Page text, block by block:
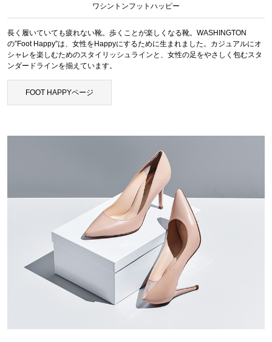
ワシントンフットハッピー
長く履いていても疲れない靴。歩くことが楽しくなる靴。WASHINGTON
の”Foot Happy”は、女性をHappyにするために生まれました。カジュアルにオ
シャレを楽しむためのスタイリッシュラインと、女性の足をやさしく包むスタ
ンダードラインを揃えています。
FOOT HAPPYページ